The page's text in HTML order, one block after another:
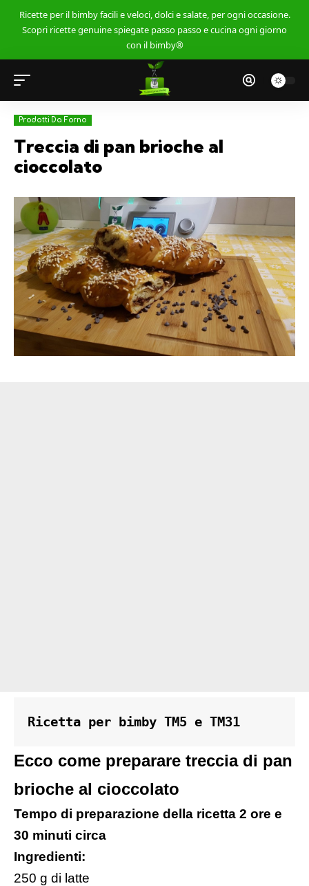
Ricette per il bimby facili e veloci, dolci e salate, per ogni occasione.
Scopri ricette genuine spiegate passo passo e cucina ogni giorno
con il bimby®
Prodotti Da Forno
Treccia di pan brioche al
cioccolato
Ricetta per bimby TM5 e TM31
Ecco come preparare treccia di pan
brioche al cioccolato
Tempo di preparazione della ricetta 2 ore e
30 minuti circa
Ingredienti:
250 g di latte